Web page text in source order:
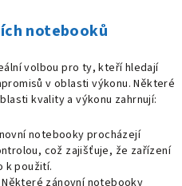
notebooků
volbou pro ty, kteří hledají
v oblasti výkonu. Některé
kvality a výkonu zahrnují:
notebooky procházejí
což zajišťuje, že zařízení
k použití.
Některé zánovní notebooky